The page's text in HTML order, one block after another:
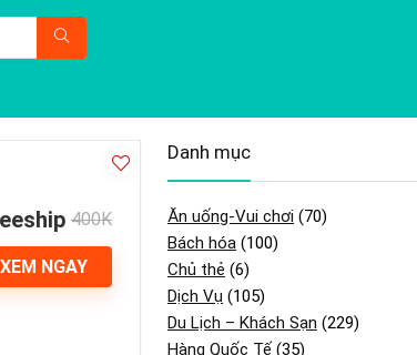
400K
XEM NGAY
Danh mục
Ăn uống-Vui chơi (70)
Bách hóa (100)
Chủ thẻ (6)
Dịch Vụ (105)
Du Lịch – Khách Sạn (229)
Hàng Quốc Tế (35)